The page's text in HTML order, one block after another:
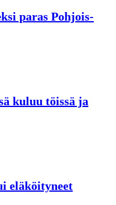
paras Pohjois-
kuluu töissä ja
eläköityneet